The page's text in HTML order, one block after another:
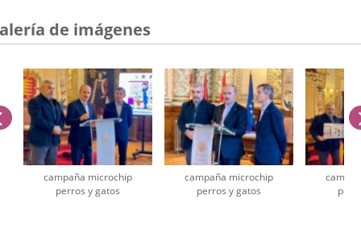
de imágenes
campaña microchip
perros y gatos
campaña microchip
perros y gatos
anterior